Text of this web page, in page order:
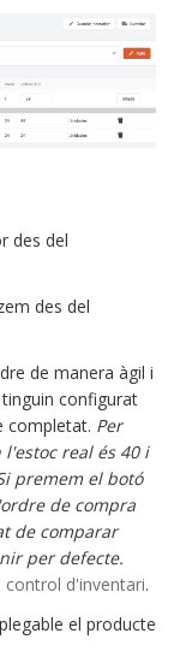
des del
des del
de manera àgil i
configurat
completat. Per
real és 40 i
premem el botó
de compra
de comparar
per defecte.
control d'inventari.
el producte